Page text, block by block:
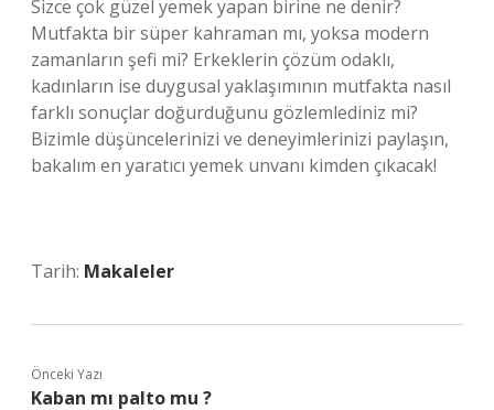
Sizce çok güzel yemek yapan birine ne denir?
Mutfakta bir süper kahraman mı, yoksa modern
zamanların şefi mi? Erkeklerin çözüm odaklı,
kadınların ise duygusal yaklaşımının mutfakta nasıl
farklı sonuçlar doğurduğunu gözlemlediniz mi?
Bizimle düşüncelerinizi ve deneyimlerinizi paylaşın,
bakalım en yaratıcı yemek unvanı kimden çıkacak!
Tarih: Makaleler
Önceki Yazı
Kaban mı palto mu ?